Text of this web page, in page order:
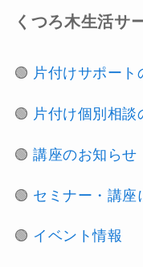
くつろ木生活サ
🟢 片付けサポート
🟢 片付け個別相談
🟢講座のお知らせ
🟢 セミナー・講座
🟢 イベント情報